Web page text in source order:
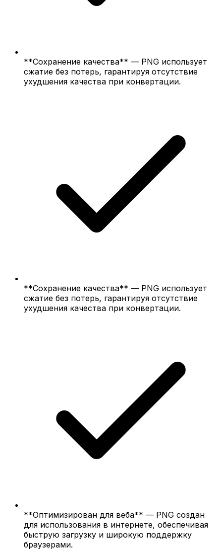
**Сохранение качества** — PNG использует
сжатие без потерь, гарантируя отсутствие
ухудшения качества при конвертации.
**Сохранение качества** — PNG использует
сжатие без потерь, гарантируя отсутствие
ухудшения качества при конвертации.
**Оптимизирован для веба** — PNG создан
для использования в интернете, обеспечивая
быструю загрузку и широкую поддержку
браузерами.